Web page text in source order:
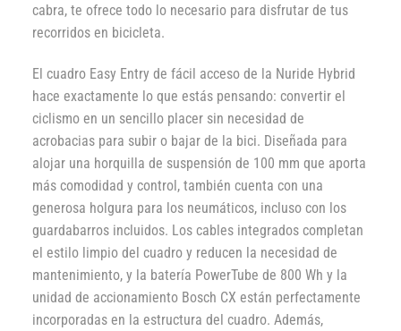
cabra, te ofrece todo lo necesario para disfrutar de tus
recorridos en bicicleta.
El cuadro Easy Entry de fácil acceso de la Nuride Hybrid
hace exactamente lo que estás pensando: convertir el
ciclismo en un sencillo placer sin necesidad de
acrobacias para subir o bajar de la bici. Diseñada para
alojar una horquilla de suspensión de 100 mm que aporta
más comodidad y control, también cuenta con una
generosa holgura para los neumáticos, incluso con los
guardabarros incluidos. Los cables integrados completan
el estilo limpio del cuadro y reducen la necesidad de
mantenimiento, y la batería PowerTube de 800 Wh y la
unidad de accionamiento Bosch CX están perfectamente
incorporadas en la estructura del cuadro. Además,